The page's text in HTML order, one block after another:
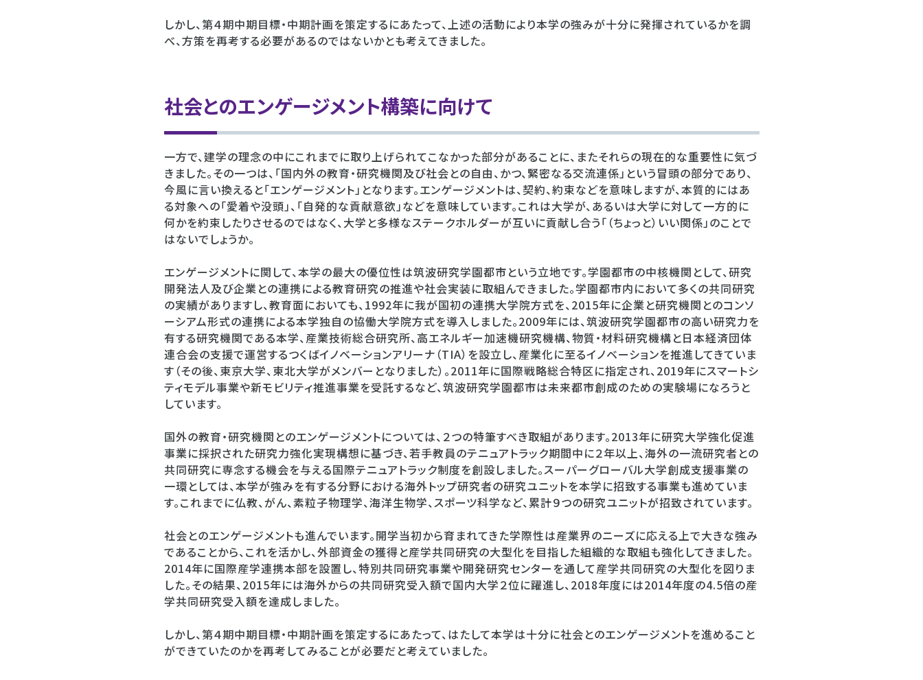
しかし、第４期中期目標・中期計画を策定するにあたって、上述の活動により本学の強みが十分に発揮されているかを調
べ、方策を再考する必要があるのではないかとも考えてきました。
社会とのエンゲージメント構築に向けて
一方で、建学の理念の中にこれまでに取り上げられてこなかった部分があることに、またそれらの現在的な重要性に気づ
きました。その一つは、「国内外の教育・研究機関及び社会との自由、かつ、緊密なる交流連係」という冒頭の部分であり、
今風に言い換えると「エンゲージメント」となります。エンゲージメントは、契約、約束などを意味しますが、本質的にはあ
る対象への「愛着や没頭」、「自発的な貢献意欲」などを意味しています。これは大学が、あるいは大学に対して一方的に
何かを約束したりさせるのではなく、大学と多様なステークホルダーが互いに貢献し合う「（ちょっと）いい関係」のことで
はないでしょうか。
エンゲージメントに関して、本学の最大の優位性は筑波研究学園都市という立地です。学園都市の中核機関として、研究
開発法人及び企業との連携による教育研究の推進や社会実装に取組んできました。学園都市内において多くの共同研究
の実績がありますし、教育面においても、1992年に我が国初の連携大学院方式を、2015年に企業と研究機関とのコンソ
ーシアム形式の連携による本学独自の協働大学院方式を導入しました。2009年には、筑波研究学園都市の高い研究力を
有する研究機関である本学、産業技術総合研究所、高エネルギー加速機研究機構、物質・材料研究機構と日本経済団体
連合会の支援で運営するつくばイノベーションアリーナ（TIA）を設立し、産業化に至るイノベーションを推進してきていま
す（その後、東京大学、東北大学がメンバーとなりました）。2011年に国際戦略総合特区に指定され、2019年にスマートシ
ティモデル事業や新モビリティ推進事業を受託するなど、筑波研究学園都市は未来都市創成のための実験場になろうと
しています。
国外の教育・研究機関とのエンゲージメントについては、２つの特筆すべき取組があります。2013年に研究大学強化促進
事業に採択された研究力強化実現構想に基づき、若手教員のテニュアトラック期間中に２年以上、海外の一流研究者との
共同研究に専念する機会を与える国際テニュアトラック制度を創設しました。スーパーグローバル大学創成支援事業の
一環としては、本学が強みを有する分野における海外トップ研究者の研究ユニットを本学に招致する事業も進めていま
す。これまでに仏教、がん、素粒子物理学、海洋生物学、スポーツ科学など、累計９つの研究ユニットが招致されています。
社会とのエンゲージメントも進んでいます。開学当初から育まれてきた学際性は産業界のニーズに応える上で大きな強み
であることから、これを活かし、外部資金の獲得と産学共同研究の大型化を目指した組織的な取組も強化してきました。
2014年に国際産学連携本部を設置し、特別共同研究事業や開発研究センターを通して産学共同研究の大型化を図りま
した。その結果、2015年には海外からの共同研究受入額で国内大学２位に躍進し、2018年度には2014年度の4.5倍の産
学共同研究受入額を達成しました。
しかし、第４期中期目標・中期計画を策定するにあたって、はたして本学は十分に社会とのエンゲージメントを進めること
ができていたのかを再考してみることが必要だと考えていました。